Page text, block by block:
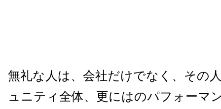
無礼な人は、会社だけでなく、その
ュニティ全体、更にはのパフォーマ